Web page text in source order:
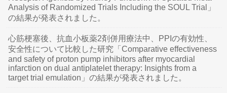
Analysis of Randomized Trials Including the SOUL Trial」
の結果が発表されました。
心筋梗塞後、抗血小板薬2剤併用療法中、PPIの有効性、
安全性について比較した研究「Comparative effectiveness
and safety of proton pump inhibitors after myocardial
infarction on dual antiplatelet therapy: Insights from a
target trial emulation」の結果が発表されました。